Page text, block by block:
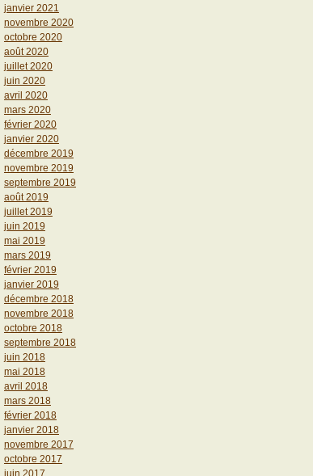
janvier 2021
novembre 2020
octobre 2020
août 2020
juillet 2020
juin 2020
avril 2020
mars 2020
février 2020
janvier 2020
décembre 2019
novembre 2019
septembre 2019
août 2019
juillet 2019
juin 2019
mai 2019
mars 2019
février 2019
janvier 2019
décembre 2018
novembre 2018
octobre 2018
septembre 2018
juin 2018
mai 2018
avril 2018
mars 2018
février 2018
janvier 2018
novembre 2017
octobre 2017
juin 2017